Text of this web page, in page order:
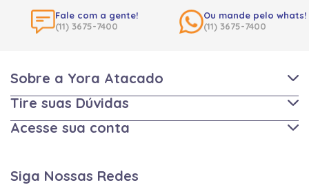
Fale com a gente!
(11) 3675-7400
Ou mande pelo whats!
(11) 3675-7400
Sobre a Yora Atacado
Tire suas Dúvidas
Acesse sua conta
Siga Nossas Redes